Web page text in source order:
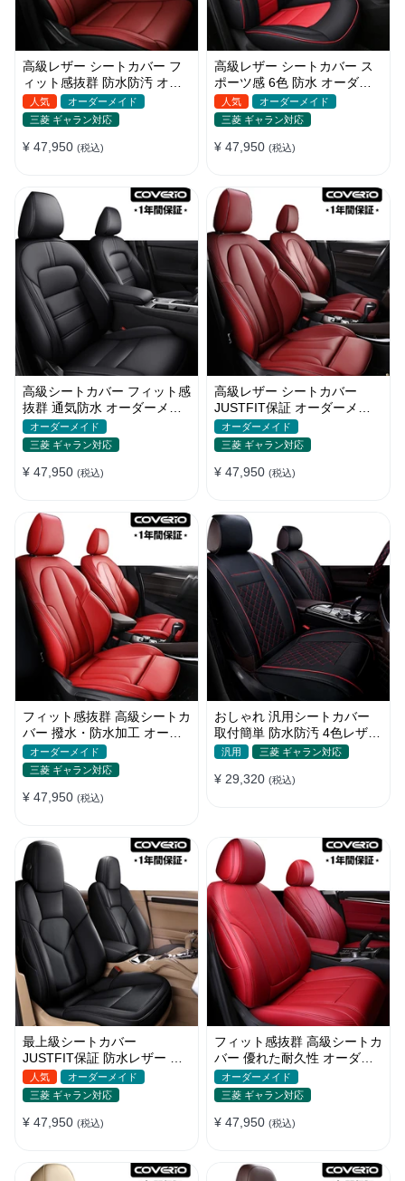
高級レザー シートカバー フ
ィット感抜群 防水防汚 オー
ダーメイド おしゃれ 全席セ
ット
人気
オーダーメイド
三菱 ギャラン対応
¥ 47,950 (税込)
高級レザー シートカバー ス
ポーツ感 6色 防水 オーダー
メイド 耐久性 軽/普自動車
SUV
人気
オーダーメイド
三菱 ギャラン対応
¥ 47,950 (税込)
高級シートカバー フィット感
抜群 通気防水 オーダーメイ
ド 6色 スポーツ感 全席セッ
ト
オーダーメイド
三菱 ギャラン対応
¥ 47,950 (税込)
高級レザー シートカバー
JUSTFIT保証 オーダーメイ
ド 7色 防水 耐摩耗性 全席セ
ット
オーダーメイド
三菱 ギャラン対応
¥ 47,950 (税込)
フィット感抜群 高級シートカ
バー 撥水・防水加工 オーダ
ーメイド 6色レザー 全席セッ
ト
オーダーメイド
三菱 ギャラン対応
¥ 47,950 (税込)
おしゃれ 汎用シートカバー
取付簡単 防水防汚 4色レザー
耐久性抜群 軽/普自動車 SUV
汎用 三菱 ギャラン対応
¥ 29,320 (税込)
最上級シートカバー
JUSTFIT保証 防水レザー オ
ーダーメイド 通気性 おしゃ
れ 全席セット
人気
オーダーメイド
三菱 ギャラン対応
¥ 47,950 (税込)
フィット感抜群 高級シートカ
バー 優れた耐久性 オーダー
メイド 9色 防水レザー おし
ゃれ
オーダーメイド
三菱 ギャラン対応
¥ 47,950 (税込)